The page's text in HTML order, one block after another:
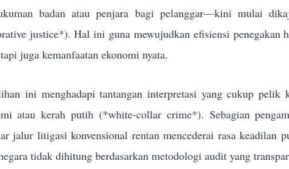
badan atau penjara bagi pelanggar—kini mulai
justice*). Hal ini guna mewujudkan efisiensi penegakan
juga kemanfaatan ekonomi nyata.
ini menghadapi tantangan interpretasi yang cukup pelik
atau kerah putih (*white-collar crime*). Sebagian
jalur litigasi konvensional rentan mencederai rasa keadilan
tidak dihitung berdasarkan metodologi audit yang